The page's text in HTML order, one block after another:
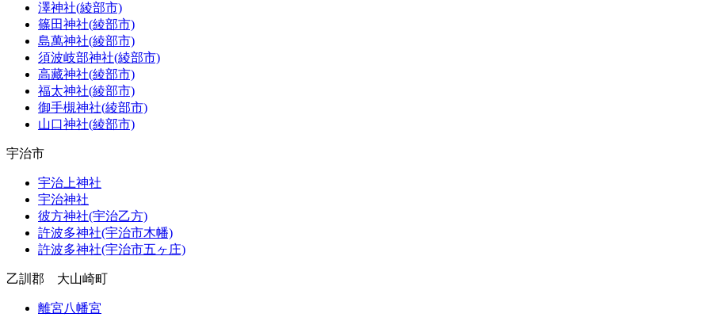
澤神社(綾部市)
篠田神社(綾部市)
島萬神社(綾部市)
須波岐部神社(綾部市)
高藏神社(綾部市)
福太神社(綾部市)
御手槻神社(綾部市)
山口神社(綾部市)
宇治市
宇治上神社
宇治神社
彼方神社(宇治乙方)
許波多神社(宇治市木幡)
許波多神社(宇治市五ヶ庄)
乙訓郡 大山崎町
離宮八幡宮